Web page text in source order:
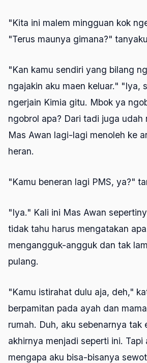
"Kita ini malem mingguan kok
"Terus maunya gimana?"
"Kan kamu sendiri yang bilang
ngajakin aku maen keluar." "Iya,
ngerjain Kimia gitu. Mbok ya
ngobrol apa? Dari tadi juga udah
Mas Awan lagi-lagi menoleh ke
heran.
"Kamu beneran lagi PMS, ya?"
"Iya." Kali ini Mas Awan
tidak tahu harus mengatakan
mengangguk-angguk dan tak
pulang.
"Kamu istirahat dulu aja, deh,"
berpamitan pada ayah dan
rumah. Duh, aku sebenarnya tak
akhirnya menjadi seperti ini. Tapi
mengapa aku bisa-bisanya